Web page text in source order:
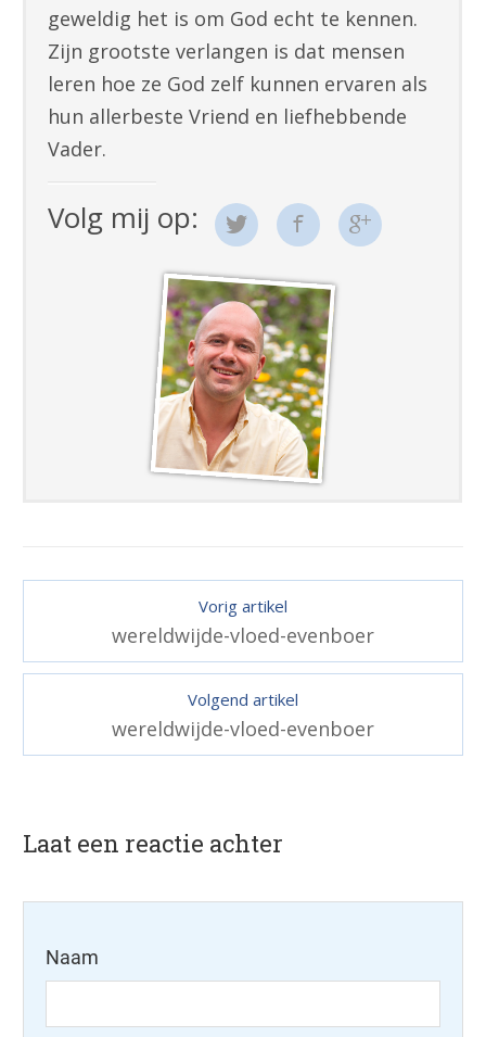
geweldig het is om God echt te kennen.
Zijn grootste verlangen is dat mensen
leren hoe ze God zelf kunnen ervaren als
hun allerbeste Vriend en liefhebbende
Vader.
Volg mij op:
Vorig artikel
wereldwijde-vloed-evenboer
Volgend artikel
wereldwijde-vloed-evenboer
Laat een reactie achter
Naam